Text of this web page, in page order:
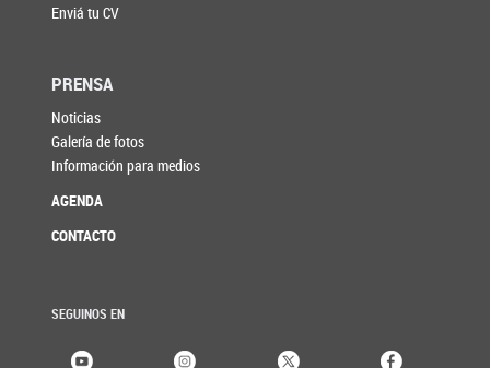
Enviá tu CV
PRENSA
Noticias
Galería de fotos
Información para medios
AGENDA
CONTACTO
SEGUINOS EN